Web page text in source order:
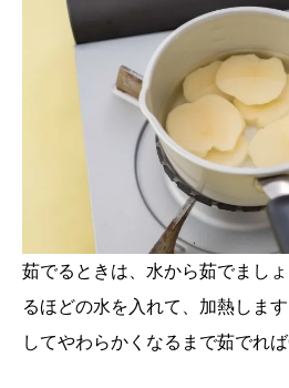
茹でるときは、水から茹でまし
るほどの水を入れて、加熱しま
してやわらかくなるまで茹でれば